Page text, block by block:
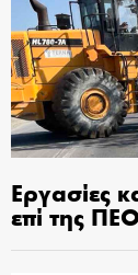
Εργασίες
επί της